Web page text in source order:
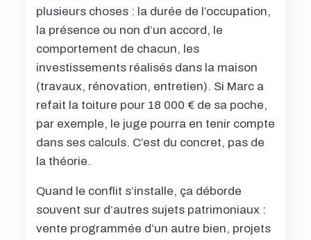
plusieurs choses : la durée de l’occupation,
la présence ou non d’un accord, le
comportement de chacun, les
investissements réalisés dans la maison
(travaux, rénovation, entretien). Si Marc a
refait la toiture pour 18 000 € de sa poche,
par exemple, le juge pourra en tenir compte
dans ses calculs. C’est du concret, pas de
la théorie.
Quand le conflit s’installe, ça déborde
souvent sur d’autres sujets patrimoniaux :
vente programmée d’un autre bien, projets